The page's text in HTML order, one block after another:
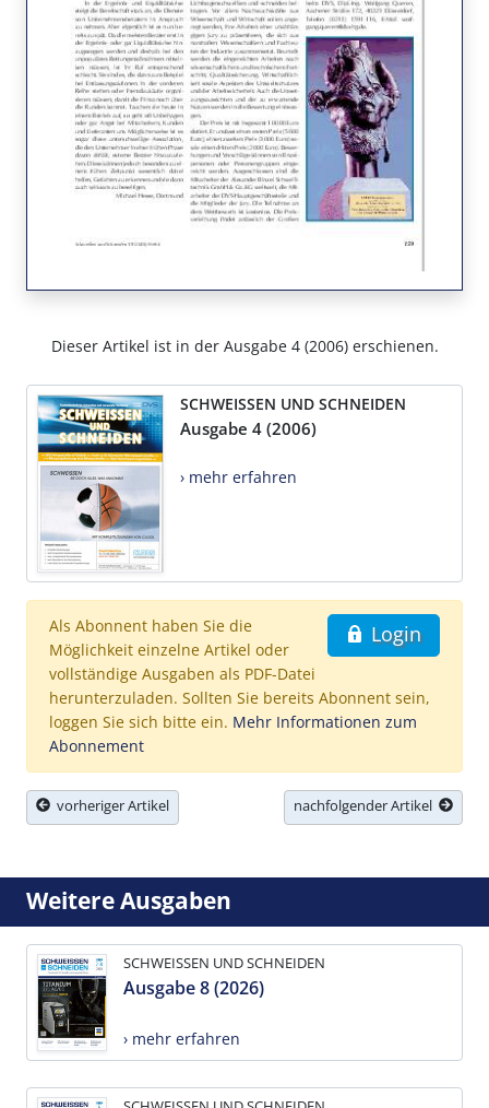
Dieser Artikel ist in der Ausgabe 4 (2006) erschienen.
SCHWEISSEN UND SCHNEIDEN
Ausgabe 4 (2006)
› mehr erfahren
Login
Als Abonnent haben Sie die
Möglichkeit einzelne Artikel oder
vollständige Ausgaben als PDF-Datei
herunterzuladen. Sollten Sie bereits Abonnent sein,
loggen Sie sich bitte ein. Mehr Informationen zum
Abonnement
vorheriger Artikel nachfolgender Artikel
Weitere Ausgaben
SCHWEISSEN UND SCHNEIDEN
Ausgabe 8 (2026)
› mehr erfahren